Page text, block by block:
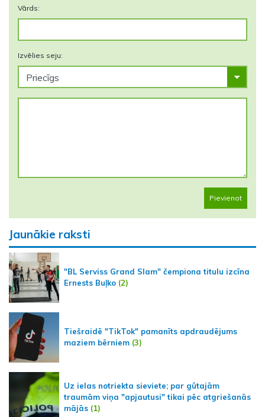
Vārds:
Izvēlies seju:
Pievienot
Jaunākie raksti
"BL Serviss Grand Slam" čempiona titulu izcīna
Ernests Buļko (2)
Tiešraidē "TikTok" pamanīts apdraudējums
maziem bērniem (3)
Uz ielas notriekta sieviete; par gūtajām
traumām viņa "apjautusi" tikai pēc atgriešanās
mājās (1)